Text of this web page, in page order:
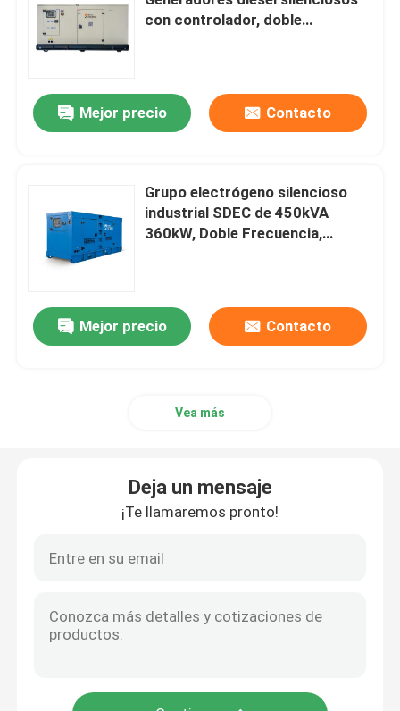
Generador diesel de Yangdong
Generador diesel de YUCHAI
Generador diesel de Weichai
Isuzu Diesel Generators
Generador diésel de contenedor
Generadores diesel de Yanmar
Generador diesel Balduino
con controlador, doble
Mejor precio Contacto
Grupo electrógeno silencioso
industrial SDEC de 450kVA
360kW, Doble Frecuencia,
Mejor precio
Contacto
Vea más
Deja un mensaje
¡Te llamaremos pronto!